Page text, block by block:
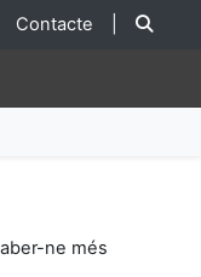
Contacte
ne més